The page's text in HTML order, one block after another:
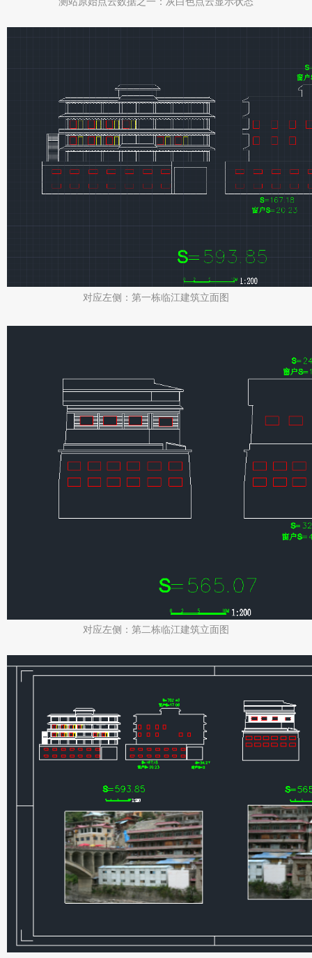
对应左侧：第一栋临江建筑立面图
对应左侧：第二栋临江建筑立面图